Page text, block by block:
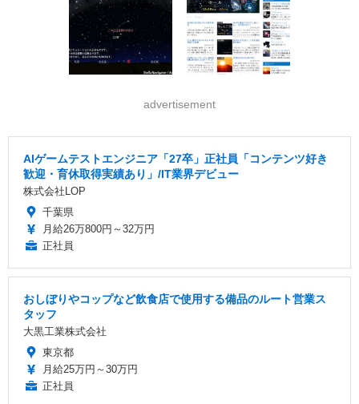
advertisement
AIゲームテストエンジニア「27卒」正社員「コンテンツ好き
歓迎・育休取得実績あり」/IT業界デビュー
株式会社LOP
千葉県
月給26万800円～32万円
正社員
おしぼりやコップなど飲食店で使用する備品のルート営業ス
タッフ
大黒工業株式会社
東京都
月給25万円～30万円
正社員